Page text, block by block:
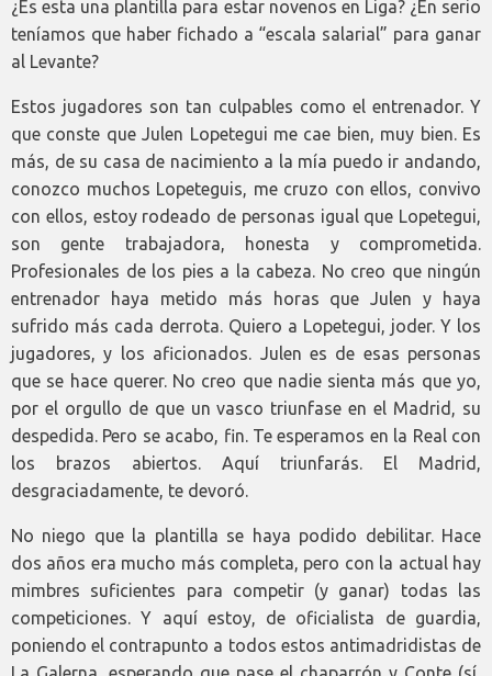
¿Es esta una plantilla para estar novenos en Liga? ¿En serio
teníamos que haber fichado a “escala salarial” para ganar
al Levante?
Estos jugadores son tan culpables como el entrenador. Y
que conste que Julen Lopetegui me cae bien, muy bien. Es
más, de su casa de nacimiento a la mía puedo ir andando,
conozco muchos Lopeteguis, me cruzo con ellos, convivo
con ellos, estoy rodeado de personas igual que Lopetegui,
son gente trabajadora, honesta y comprometida.
Profesionales de los pies a la cabeza. No creo que ningún
entrenador haya metido más horas que Julen y haya
sufrido más cada derrota. Quiero a Lopetegui, joder. Y los
jugadores, y los aficionados. Julen es de esas personas
que se hace querer. No creo que nadie sienta más que yo,
por el orgullo de que un vasco triunfase en el Madrid, su
despedida. Pero se acabo, fin. Te esperamos en la Real con
los brazos abiertos. Aquí triunfarás. El Madrid,
desgraciadamente, te devoró.
No niego que la plantilla se haya podido debilitar. Hace
dos años era mucho más completa, pero con la actual hay
mimbres suficientes para competir (y ganar) todas las
competiciones. Y aquí estoy, de oficialista de guardia,
poniendo el contrapunto a todos estos antimadridistas de